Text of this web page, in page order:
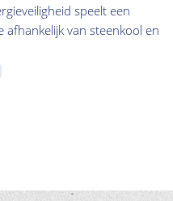
speelt een
afhankelijk van steenkool en